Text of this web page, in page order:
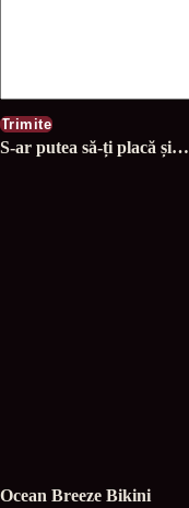
S-ar putea să-ți placă și…
Ocean Breeze Bikini